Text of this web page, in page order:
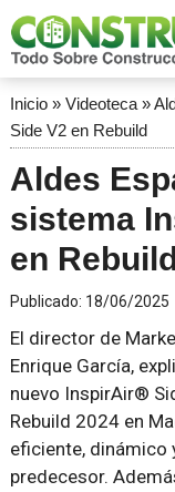
Inicio» Videoteca»
Side V2 en Rebuild
Aldes
sistema
en
Publicado: 18/06/2025
El director de
Enrique García,
nuevo InspirAir®
Rebuild 2024 en
eficiente, dinámico
predecesor.